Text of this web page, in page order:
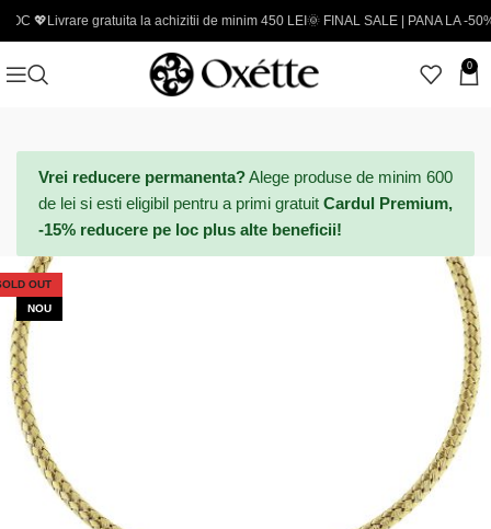
gratuita la achizitii de minim 450 LEI🌞 FINAL SALE | PANA LA -50% -
0
Vrei reducere permanenta?Alege produse de minim 600
de lei si esti eligibil pentru a primi gratuit Cardul Premium,
-15% reducere pe loc plus alte beneficii!
OUT
NOU